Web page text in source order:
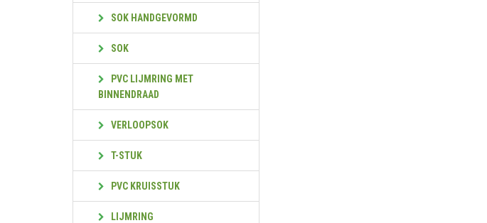
SOK HANDGEVORMD
SOK
PVC LIJMRING MET
BINNENDRAAD
VERLOOPSOK
T-STUK
PVC KRUISSTUK
LIJMRING